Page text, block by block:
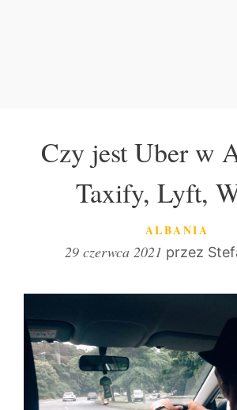
Czy jest Uber w
Taxify, Lyft,
KATEGORIE
ALBANIA
29 czerwca 2021 przez